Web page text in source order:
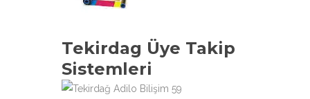
Tekirdag Üye Takip
Sistemleri